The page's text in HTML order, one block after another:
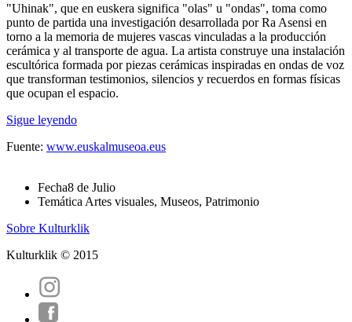
"Uhinak", que en euskera significa "olas" u "ondas", toma como
punto de partida una investigación desarrollada por Ra Asensi en
torno a la memoria de mujeres vascas vinculadas a la producción
cerámica y al transporte de agua. La artista construye una instalación
escultórica formada por piezas cerámicas inspiradas en ondas de voz
que transforman testimonios, silencios y recuerdos en formas físicas
que ocupan el espacio.
Sigue leyendo
Fuente: www.euskalmuseoa.eus
Fecha8 de Julio
Temática Artes visuales, Museos, Patrimonio
Sobre Kulturklik
Kulturklik © 2015